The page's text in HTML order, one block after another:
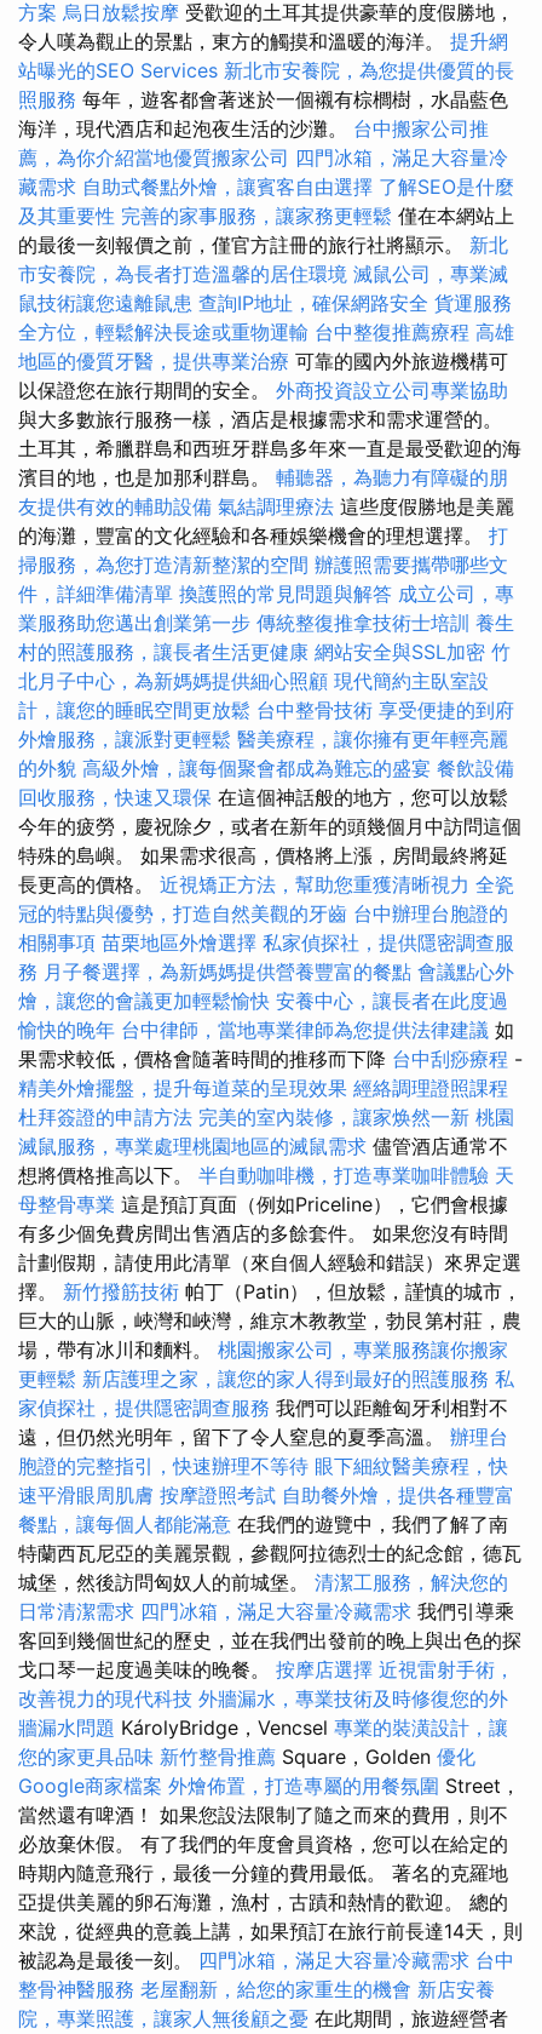
方案 烏日放鬆按摩 受歡迎的土耳其提供豪華的度假勝地，
令人嘆為觀止的景點，東方的觸摸和溫暖的海洋。 提升網
站曝光的SEO Services 新北市安養院，為您提供優質的長
照服務 每年，遊客都會著迷於一個襯有棕櫚樹，水晶藍色
海洋，現代酒店和起泡夜生活的沙灘。 台中搬家公司推
薦，為你介紹當地優質搬家公司 四門冰箱，滿足大容量冷
藏需求 自助式餐點外燴，讓賓客自由選擇 了解SEO是什麼
及其重要性 完善的家事服務，讓家務更輕鬆 僅在本網站上
的最後一刻報價之前，僅官方註冊的旅行社將顯示。 新北
市安養院，為長者打造溫馨的居住環境 滅鼠公司，專業滅
鼠技術讓您遠離鼠患 查詢IP地址，確保網路安全 貨運服務
全方位，輕鬆解決長途或重物運輸 台中整復推薦療程 高雄
地區的優質牙醫，提供專業治療 可靠的國內外旅遊機構可
以保證您在旅行期間的安全。 外商投資設立公司專業協助
與大多數旅行服務一樣，酒店是根據需求和需求運營的。
土耳其，希臘群島和西班牙群島多年來一直是最受歡迎的海
濱目的地，也是加那利群島。 輔聽器，為聽力有障礙的朋
友提供有效的輔助設備 氣結調理療法 這些度假勝地是美麗
的海灘，豐富的文化經驗和各種娛樂機會的理想選擇。 打
掃服務，為您打造清新整潔的空間 辦護照需要攜帶哪些文
件，詳細準備清單 換護照的常見問題與解答 成立公司，專
業服務助您邁出創業第一步 傳統整復推拿技術士培訓 養生
村的照護服務，讓長者生活更健康 網站安全與SSL加密 竹
北月子中心，為新媽媽提供細心照顧 現代簡約主臥室設
計，讓您的睡眠空間更放鬆 台中整骨技術 享受便捷的到府
外燴服務，讓派對更輕鬆 醫美療程，讓你擁有更年輕亮麗
的外貌 高級外燴，讓每個聚會都成為難忘的盛宴 餐飲設備
回收服務，快速又環保 在這個神話般的地方，您可以放鬆
今年的疲勞，慶祝除夕，或者在新年的頭幾個月中訪問這個
特殊的島嶼。 如果需求很高，價格將上漲，房間最終將延
長更高的價格。 近視矯正方法，幫助您重獲清晰視力 全瓷
冠的特點與優勢，打造自然美觀的牙齒 台中辦理台胞證的
相關事項 苗栗地區外燴選擇 私家偵探社，提供隱密調查服
務 月子餐選擇，為新媽媽提供營養豐富的餐點 會議點心外
燴，讓您的會議更加輕鬆愉快 安養中心，讓長者在此度過
愉快的晚年 台中律師，當地專業律師為您提供法律建議 如
果需求較低，價格會隨著時間的推移而下降 台中刮痧療程 -
精美外燴擺盤，提升每道菜的呈現效果 經絡調理證照課程
杜拜簽證的申請方法 完美的室內裝修，讓家焕然一新 桃園
滅鼠服務，專業處理桃園地區的滅鼠需求 儘管酒店通常不
想將價格推高以下。 半自動咖啡機，打造專業咖啡體驗 天
母整骨專業 這是預訂頁面（例如Priceline），它們會根據
有多少個免費房間出售酒店的多餘套件。 如果您沒有時間
計劃假期，請使用此清單（來自個人經驗和錯誤）來界定選
擇。 新竹撥筋技術 帕丁（Patin），但放鬆，謹慎的城市，
巨大的山脈，峽灣和峽灣，維京木教教堂，勃艮第村莊，農
場，帶有冰川和麵料。 桃園搬家公司，專業服務讓你搬家
更輕鬆 新店護理之家，讓您的家人得到最好的照護服務 私
家偵探社，提供隱密調查服務 我們可以距離匈牙利相對不
遠，但仍然光明年，留下了令人窒息的夏季高溫。 辦理台
胞證的完整指引，快速辦理不等待 眼下細紋醫美療程，快
速平滑眼周肌膚 按摩證照考試 自助餐外燴，提供各種豐富
餐點，讓每個人都能滿意 在我們的遊覽中，我們了解了南
特蘭西瓦尼亞的美麗景觀，參觀阿拉德烈士的紀念館，德瓦
城堡，然後訪問匈奴人的前城堡。 清潔工服務，解決您的
日常清潔需求 四門冰箱，滿足大容量冷藏需求 我們引導乘
客回到幾個世紀的歷史，並在我們出發前的晚上與出色的探
戈口琴一起度過美味的晚餐。 按摩店選擇 近視雷射手術，
改善視力的現代科技 外牆漏水，專業技術及時修復您的外
牆漏水問題 KárolyBridge，Vencsel 專業的裝潢設計，讓
您的家更具品味 新竹整骨推薦 Square，Golden 優化
Google商家檔案 外燴佈置，打造專屬的用餐氛圍 Street，
當然還有啤酒！ 如果您設法限制了隨之而來的費用，則不
必放棄休假。 有了我們的年度會員資格，您可以在給定的
時期內隨意飛行，最後一分鐘的費用最低。 著名的克羅地
亞提供美麗的卵石海灘，漁村，古蹟和熱情的歡迎。 總的
來說，從經典的意義上講，如果預訂在旅行前長達14天，則
被認為是最後一刻。 四門冰箱，滿足大容量冷藏需求 台中
整骨神醫服務 老屋翻新，給您的家重生的機會 新店安養
院，專業照護，讓家人無後顧之憂 在此期間，旅遊經營者